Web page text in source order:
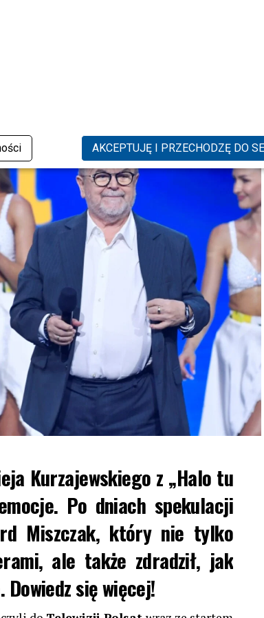
AKCEPTUJĘ I PRZECHODZĘ DO
ws. Cichopek i
Zaskoczeni?
Kurzajewskiego z „Halo tu
Po dniach spekulacji
Miszczak, który nie tylko
ale także zdradził, jak
Dowiedz się więcej!